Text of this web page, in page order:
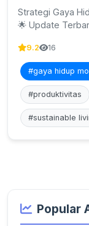
Strategi Gaya
🌟 Update
9.2 16
#gaya hidup
#produktivitas
#sustainable
Popular